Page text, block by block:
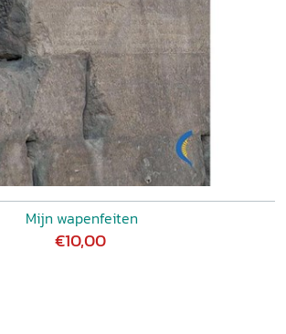
Mijn wapenfeiten
€10,00